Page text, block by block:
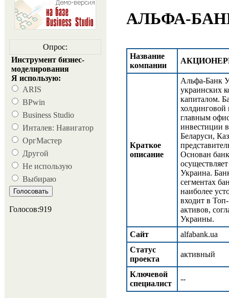
Опрос:
Инструмент бизнес-
моделирования
Я использую:
ARIS
BPwin
Business Studio
Инталев: Навигатор
ОргМастер
Другой
Не использую
Выбираю
Голосов:919
АЛЬФА-
Название
компании
Краткое
описание
Альфа-Банк
украинских
капиталом.
главным
инвестиции
Беларуси,
Основан
Украина.
сегментах
наиболее
входит в
активов,
Украины.
Сайт
alfabank.ua
Статус
проекта
активный
Ключевой
специалист
--